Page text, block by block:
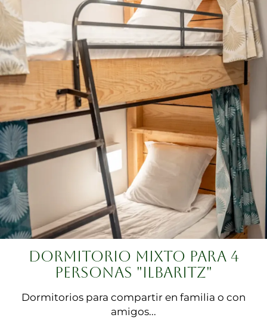
DORMITORIO MIXTO PARA 4
PERSONAS "ILBARITZ"
Dormitorios para compartir en familia o con
amigos...